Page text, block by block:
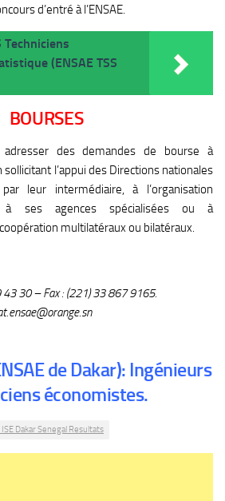
d’entré à l’ENSAE.
Techniciens
(ENSAE TSS
BOURSES
des demandes de bourse à
l’appui des Directions nationales
leur intermédiaire, à l’organisation
ses agences spécialisées ou à
multilatéraux ou bilatéraux.
43 30 – Fax : (221) 33 867 9165.
de Dakar): Ingénieurs
économistes.
ISE Dakar Senegal Resultats